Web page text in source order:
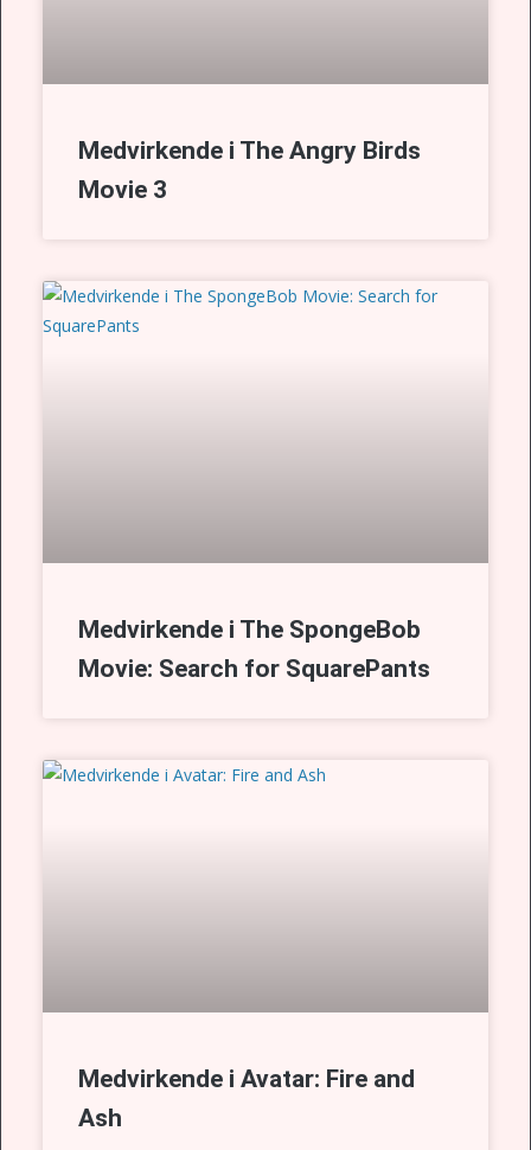
Medvirkende i The Angry Birds
Movie 3
Medvirkende i The SpongeBob
Movie: Search for SquarePants
Medvirkende i Avatar: Fire and
Ash